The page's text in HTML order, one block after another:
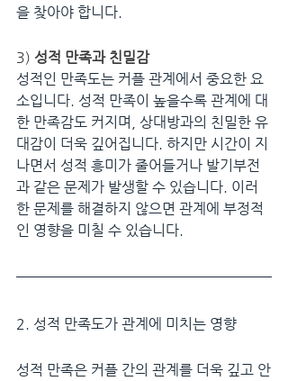
을 찾아야 합니다.
3) 성적 만족과 친밀감
성적인 만족도는 커플 관계에서 중요한 요
소입니다. 성적 만족이 높을수록 관계에 대
한 만족감도 커지며, 상대방과의 친밀한 유
대감이 더욱 깊어집니다. 하지만 시간이 지
나면서 성적 흥미가 줄어들거나 발기부전
과 같은 문제가 발생할 수 있습니다. 이러
한 문제를 해결하지 않으면 관계에 부정적
인 영향을 미칠 수 있습니다.
2. 성적 만족도가 관계에 미치는 영향
성적 만족은 커플 간의 관계를 더욱 깊고 안